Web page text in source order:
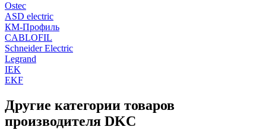
Ostec
ASD electric
КМ-Профиль
CABLOFIL
Schneider Electric
Legrand
IEK
EKF
Другие категории товаров
производителя DKC